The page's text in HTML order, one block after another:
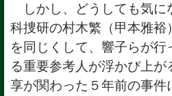
しかし、どうしても気に
科捜研の村木繁（甲本雅裕
を同じくして、響子らが行
る重要参考人が浮かび上
享が関わった５年前の事件